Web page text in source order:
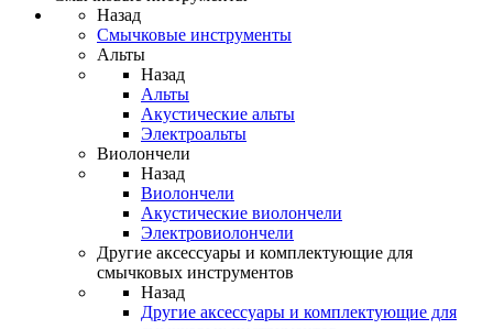
Назад
Смычковые инструменты
Альты
Назад
Альты
Акустические альты
Электроальты
Виолончели
Назад
Виолончели
Акустические виолончели
Электровиолончели
Другие аксессуары и комплектующие для
смычковых инструментов
Назад
Другие аксессуары и комплектующие для